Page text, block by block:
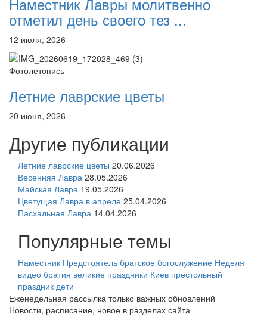
отметил день своего тез ...
12 июля, 2026
Фотолетопись
Летние лаврские цветы
20 июня, 2026
Другие публикации
Летние лаврские цветы 20.06.2026
Весенняя Лавра 28.05.2026
Майская Лавра 19.05.2026
Цветущая Лавра в апреле 25.04.2026
Пасхальная Лавра 14.04.2026
Популярные темы
Наместник Предстоятель братское богослужение Неделя
видео братия великие праздники Киев престольный
праздник дети
Еженедельная рассылка только важных обновлений
Новости, расписание, новое в разделах сайта